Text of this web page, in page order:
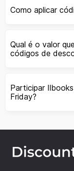
Como aplicar
Qual é o valor
códigos de
Participar
Friday?